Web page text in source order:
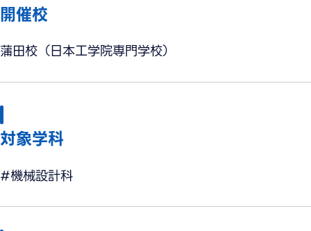
開催校
蒲田校（日本工学院専門学校）
対象学科
#機械設計科